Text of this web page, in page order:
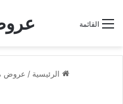
القائمة
الرئيسية / عروض